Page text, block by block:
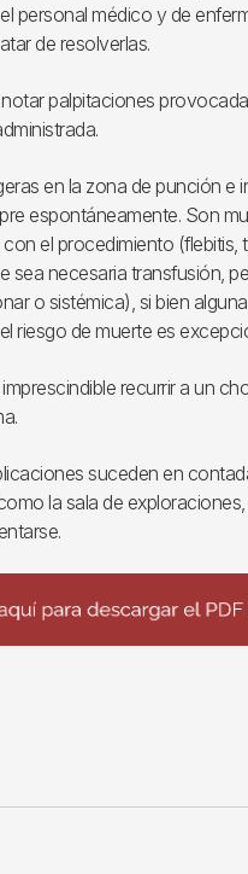
personal médico y de
de resolverlas.
palpitaciones
en la zona de punción e
espontáneamente. Son
el procedimiento (flebitis,
sea necesaria transfusión,
o sistémica), si bien
riesgo de muerte es
recurrir a un
suceden en
la sala de